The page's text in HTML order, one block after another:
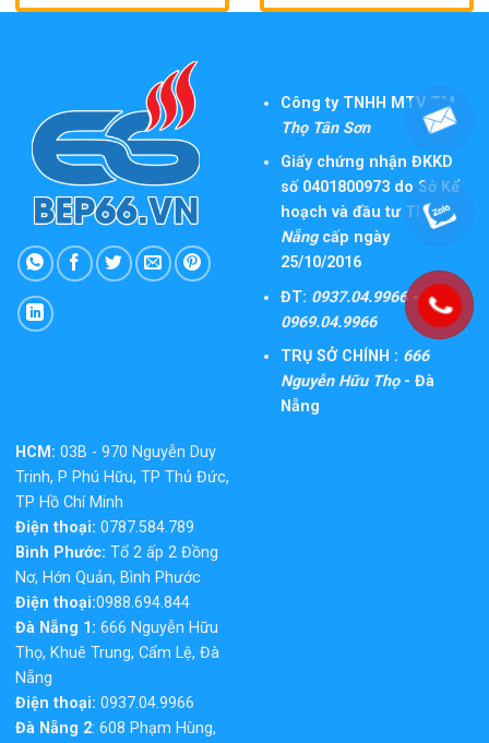
Công ty TNHH MTV TM
Thọ Tân Sơn
Giấy chứng nhận ĐKKD
số 0401800973 do Sở Kế
hoạch và đầu tư TPĐà
Nẵngcấp ngày
25/10/2016
ĐT: 0937.04.9966 -
0969.04.9966
TRỤ SỞ CHÍNH : 666
Nguyễn Hữu Thọ- Đà
Nẵng
HCM: 03B - 970 Nguyễn Duy
Trinh, P Phú Hữu, TP Thủ Đức,
TP Hồ Chí Minh
Điện thoại: 0787.584.789
Bình Phước: Tổ 2 ấp 2 Đồng
Nơ, Hớn Quản, Bình Phước
Điện thoại:0988.694.844
Đà Nẵng 1: 666 Nguyễn Hữu
Thọ, Khuê Trung, Cẩm Lệ, Đà
Nẵng
Điện thoại: 0937.04.9966
Đà Nẵng 2: 608 Phạm Hùng,